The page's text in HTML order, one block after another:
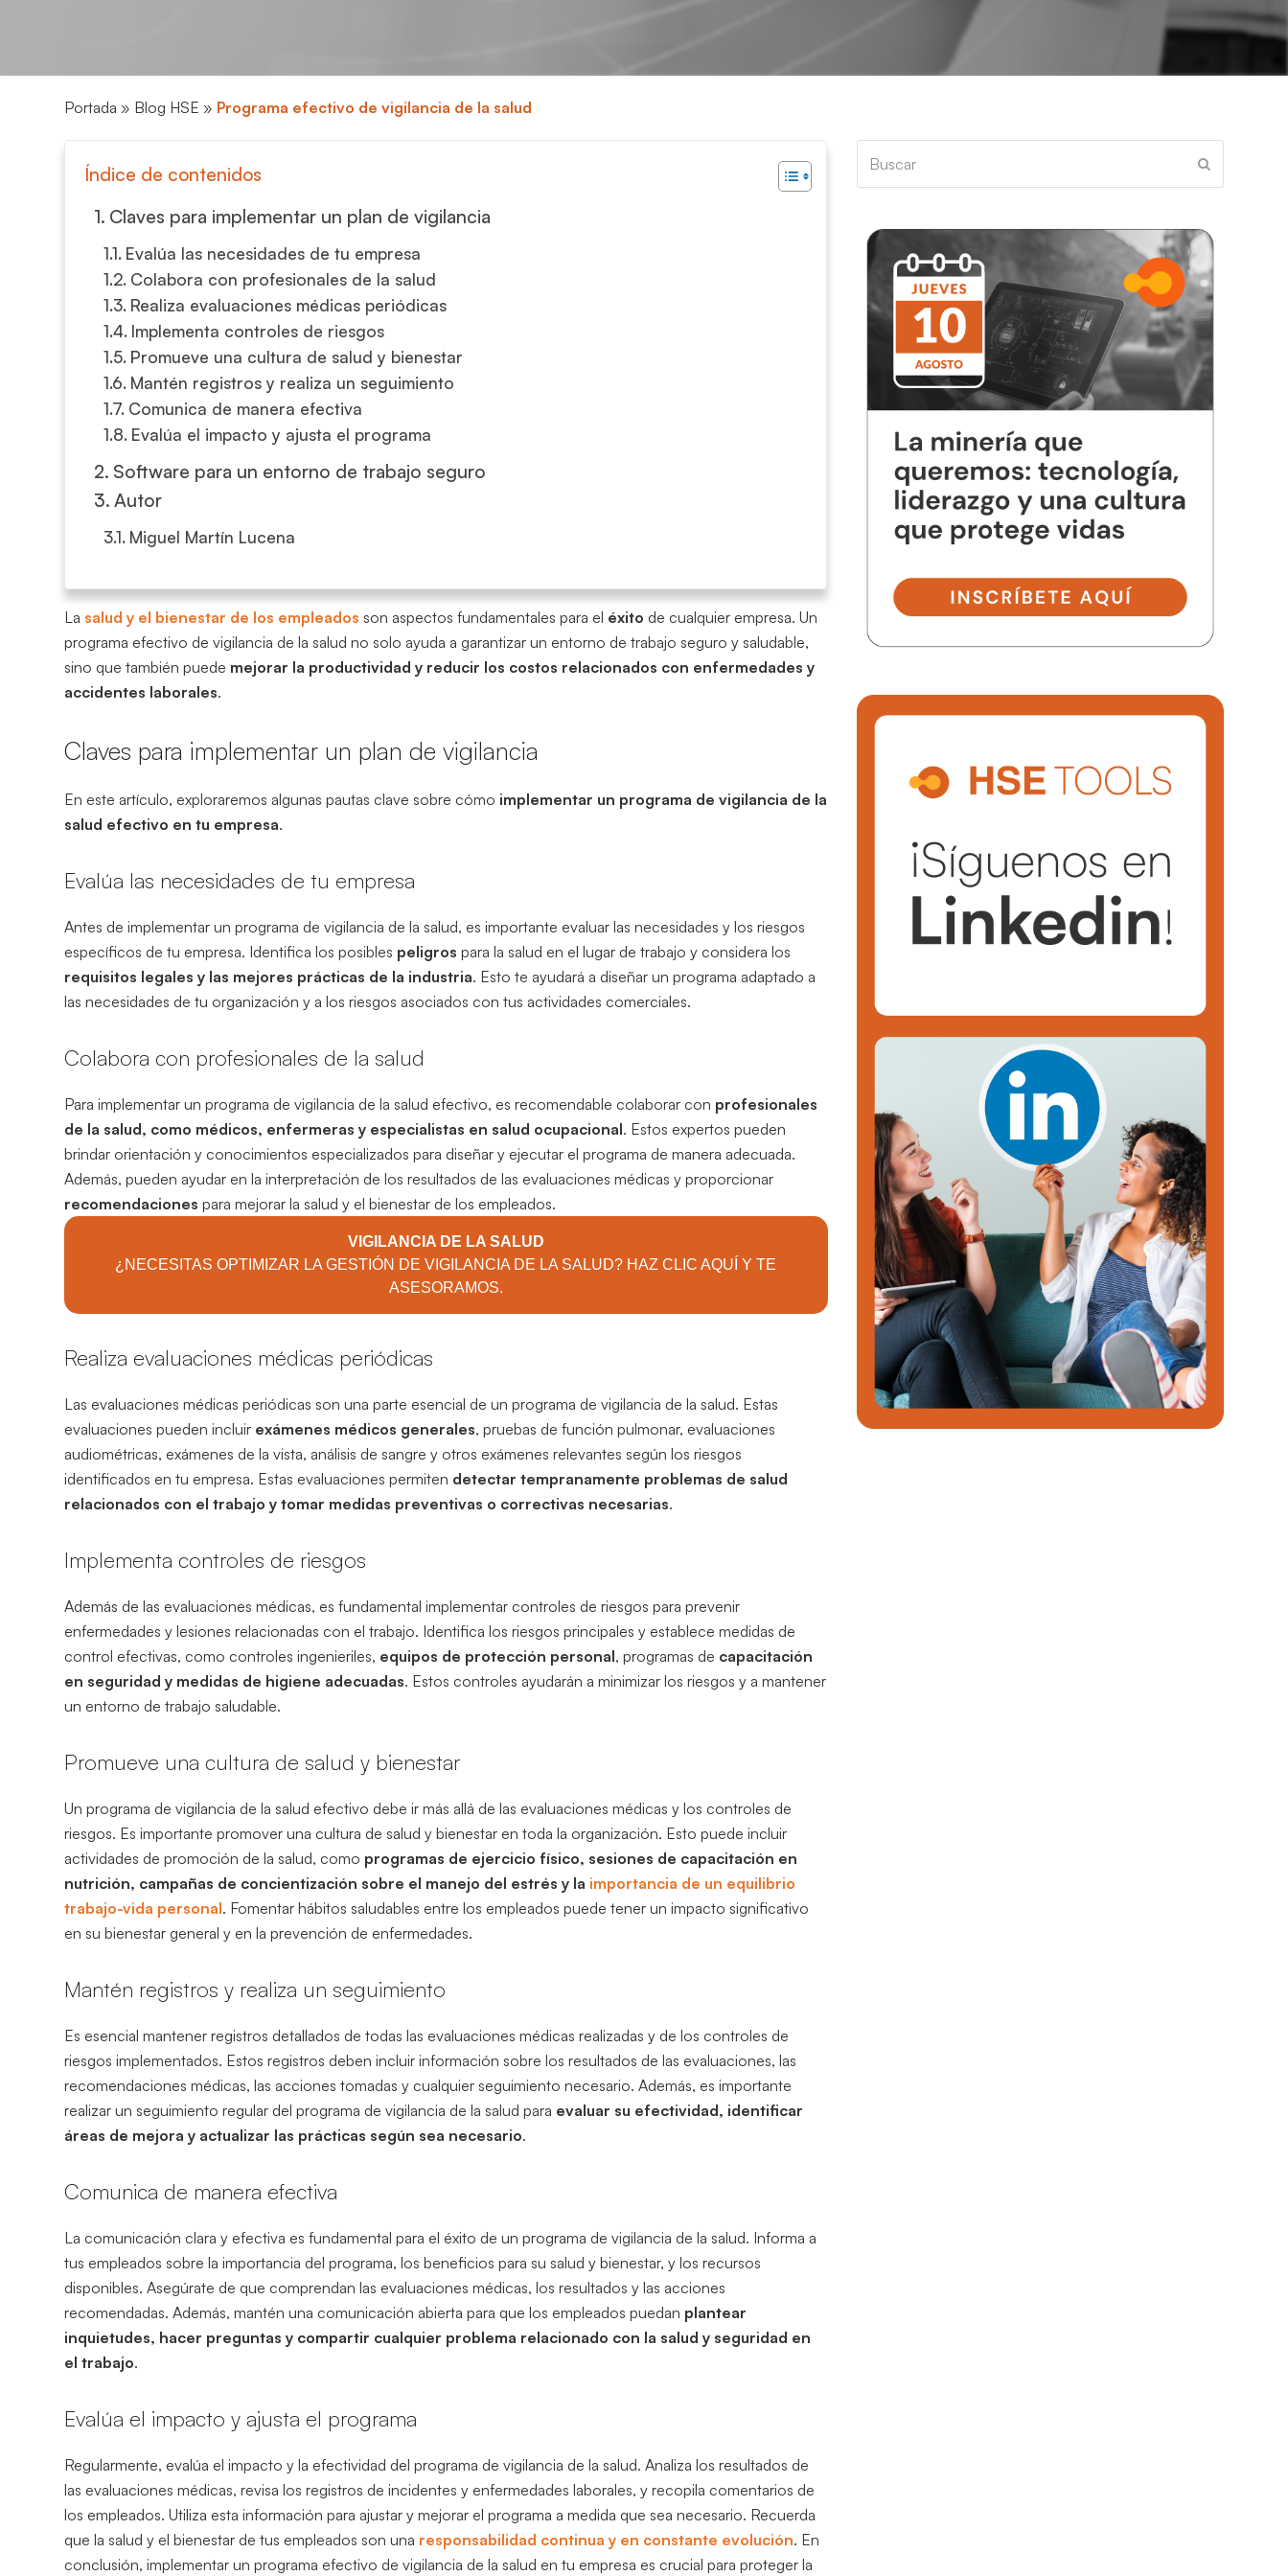
Portada » Blog HSE » Programa efectivo de vigilancia de la salud
Índice de contenidos
Claves para implementar un plan de vigilancia
Evalúa las necesidades de tu empresa
Colabora con profesionales de la salud
Realiza evaluaciones médicas periódicas
Implementa controles de riesgos
Promueve una cultura de salud y bienestar
Mantén registros y realiza un seguimiento
Comunica de manera efectiva
Evalúa el impacto y ajusta el programa
Software para un entorno de trabajo seguro
Autor
Miguel Martín Lucena
La salud y el bienestar de los empleados son aspectos fundamentales para el éxito de cualquier empresa. Un
programa efectivo de vigilancia de la salud no solo ayuda a garantizar un entorno de trabajo seguro y saludable,
sino que también puede mejorar la productividad y reducir los costos relacionados con enfermedades y
accidentes laborales.
Claves para implementar un plan de vigilancia
En este artículo, exploraremos algunas pautas clave sobre cómo implementar un programa de vigilancia de la
salud efectivo en tu empresa.
Evalúa las necesidades de tu empresa
Antes de implementar un programa de vigilancia de la salud, es importante evaluar las necesidades y los riesgos
específicos de tu empresa. Identifica los posibles peligros para la salud en el lugar de trabajo y considera los
requisitos legales y las mejores prácticas de la industria. Esto te ayudará a diseñar un programa adaptado a
las necesidades de tu organización y a los riesgos asociados con tus actividades comerciales.
Colabora con profesionales de la salud
Para implementar un programa de vigilancia de la salud efectivo, es recomendable colaborar con profesionales
de la salud, como médicos, enfermeras y especialistas en salud ocupacional. Estos expertos pueden
brindar orientación y conocimientos especializados para diseñar y ejecutar el programa de manera adecuada.
Además, pueden ayudar en la interpretación de los resultados de las evaluaciones médicas y proporcionar
recomendaciones para mejorar la salud y el bienestar de los empleados.
VIGILANCIA DE LA SALUD
¿NECESITAS OPTIMIZAR LA GESTIÓN DE VIGILANCIA DE LA SALUD? HAZ CLIC AQUÍ Y TE
ASESORAMOS.
Realiza evaluaciones médicas periódicas
Las evaluaciones médicas periódicas son una parte esencial de un programa de vigilancia de la salud. Estas
evaluaciones pueden incluir exámenes médicos generales, pruebas de función pulmonar, evaluaciones
audiométricas, exámenes de la vista, análisis de sangre y otros exámenes relevantes según los riesgos
identificados en tu empresa. Estas evaluaciones permiten detectar tempranamente problemas de salud
relacionados con el trabajo y tomar medidas preventivas o correctivas necesarias.
Implementa controles de riesgos
Además de las evaluaciones médicas, es fundamental implementar controles de riesgos para prevenir
enfermedades y lesiones relacionadas con el trabajo. Identifica los riesgos principales y establece medidas de
control efectivas, como controles ingenieriles, equipos de protección personal, programas de capacitación
en seguridad y medidas de higiene adecuadas. Estos controles ayudarán a minimizar los riesgos y a mantener
un entorno de trabajo saludable.
Promueve una cultura de salud y bienestar
Un programa de vigilancia de la salud efectivo debe ir más allá de las evaluaciones médicas y los controles de
riesgos. Es importante promover una cultura de salud y bienestar en toda la organización. Esto puede incluir
actividades de promoción de la salud, como programas de ejercicio físico, sesiones de capacitación en
nutrición, campañas de concientización sobre el manejo del estrés y la importancia de un equilibrio
trabajo-vida personal. Fomentar hábitos saludables entre los empleados puede tener un impacto significativo
en su bienestar general y en la prevención de enfermedades.
Mantén registros y realiza un seguimiento
Es esencial mantener registros detallados de todas las evaluaciones médicas realizadas y de los controles de
riesgos implementados. Estos registros deben incluir información sobre los resultados de las evaluaciones, las
recomendaciones médicas, las acciones tomadas y cualquier seguimiento necesario. Además, es importante
realizar un seguimiento regular del programa de vigilancia de la salud para evaluar su efectividad, identificar
áreas de mejora y actualizar las prácticas según sea necesario.
Comunica de manera efectiva
La comunicación clara y efectiva es fundamental para el éxito de un programa de vigilancia de la salud. Informa a
tus empleados sobre la importancia del programa, los beneficios para su salud y bienestar, y los recursos
disponibles. Asegúrate de que comprendan las evaluaciones médicas, los resultados y las acciones
recomendadas. Además, mantén una comunicación abierta para que los empleados puedan plantear
inquietudes, hacer preguntas y compartir cualquier problema relacionado con la salud y seguridad en
el trabajo.
Evalúa el impacto y ajusta el programa
Regularmente, evalúa el impacto y la efectividad del programa de vigilancia de la salud. Analiza los resultados de
las evaluaciones médicas, revisa los registros de incidentes y enfermedades laborales, y recopila comentarios de
los empleados. Utiliza esta información para ajustar y mejorar el programa a medida que sea necesario. Recuerda
que la salud y el bienestar de tus empleados son una responsabilidad continua y en constante evolución. En
conclusión, implementar un programa efectivo de vigilancia de la salud en tu empresa es crucial para proteger la